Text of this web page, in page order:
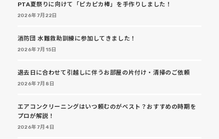
PTA夏祭りに向けて「ピカピカ棒」を手作りしました！
2026年7月22日
消防団 水難救助訓練に参加してきました！
2026年7月15日
退去日に合わせて引越しに伴うお部屋の片付け・清掃のご依頼
2026年7月8日
エアコンクリーニングはいつ頼むのがベスト？おすすめの時期を
プロが解説！
2026年7月4日